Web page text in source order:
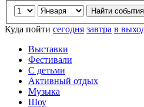
Куда пойти сегодня завтра в
Выставки
Фестивали
С детьми
Активный отдых
Музыка
Шоу